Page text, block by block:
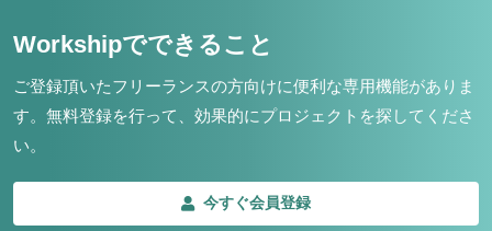
Workshipでできること
ご登録頂いたフリーランスの方向けに便利な専用機能がありま
す。 無料登録を行って、効果的にプロジェクトを探してくださ
い。
今すぐ会員登録